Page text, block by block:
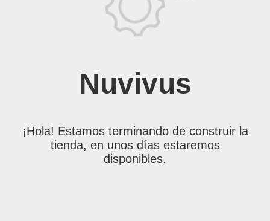
Nuvivus
¡Hola! Estamos terminando de construir la
tienda, en unos días estaremos
disponibles.